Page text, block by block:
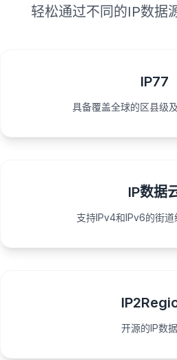
轻松通过不同的IP数据
IP77
具备覆盖全球的区县级
IP数据
支持IPv4和IPv6的街道
开源的IP数